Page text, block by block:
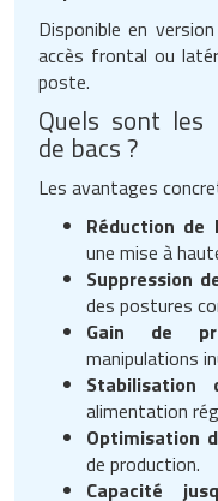
Disponible en
accès frontal ou
poste.
Quels sont les
de bacs ?
Les avantages
Réduction
une mise à
Suppression
des postures
Gain de
manipulations
Stabilisation
alimentation
Optimisation
de production.
Capacité